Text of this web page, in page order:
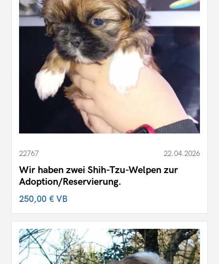
22767 22.04.2026
Wir haben zwei Shih-Tzu-Welpen zur
Adoption/Reservierung.
250,00 €VB